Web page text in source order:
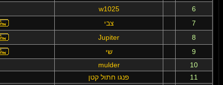
w1025
צבי
Jupiter
שי
mulder
פנגו חתול קטן